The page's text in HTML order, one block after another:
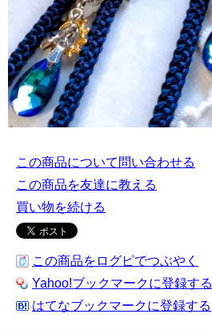
この商品について問い合わせる
この商品を友達に教える
買い物を続ける
この商品をログピでつぶやく
Yahoo!ブックマークに登録する
はてなブックマークに登録する